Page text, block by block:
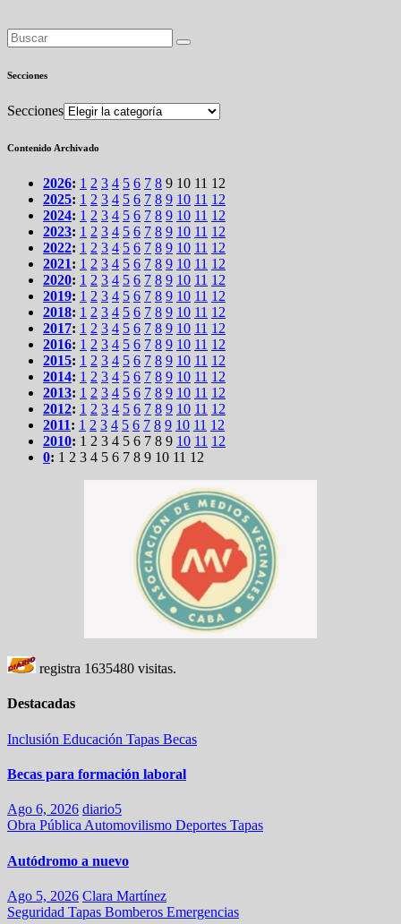
Secciones
Secciones
Contenido Archivado
2026: 1 2 3 4 5 6 7 8 9 10 11 12
2025: 1 2 3 4 5 6 7 8 9 10 11 12
2024: 1 2 3 4 5 6 7 8 9 10 11 12
2023: 1 2 3 4 5 6 7 8 9 10 11 12
2022: 1 2 3 4 5 6 7 8 9 10 11 12
2021: 1 2 3 4 5 6 7 8 9 10 11 12
2020: 1 2 3 4 5 6 7 8 9 10 11 12
2019: 1 2 3 4 5 6 7 8 9 10 11 12
2018: 1 2 3 4 5 6 7 8 9 10 11 12
2017: 1 2 3 4 5 6 7 8 9 10 11 12
2016: 1 2 3 4 5 6 7 8 9 10 11 12
2015: 1 2 3 4 5 6 7 8 9 10 11 12
2014: 1 2 3 4 5 6 7 8 9 10 11 12
2013: 1 2 3 4 5 6 7 8 9 10 11 12
2012: 1 2 3 4 5 6 7 8 9 10 11 12
2011: 1 2 3 4 5 6 7 8 9 10 11 12
2010: 1 2 3 4 5 6 7 8 9 10 11 12
0: 1 2 3 4 5 6 7 8 9 10 11 12
registra 1635480 visitas.
Destacadas
Inclusión Educación Tapas Becas
Becas para formación laboral
Ago 6, 2026 diario5
Obra Pública Automovilismo Deportes Tapas
Autódromo a nuevo
Ago 5, 2026 Clara Martínez
Seguridad Tapas Bomberos Emergencias